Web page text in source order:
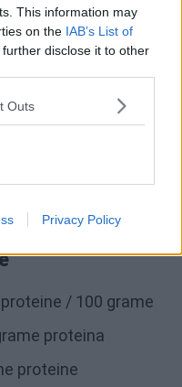
This information may
on the IAB’s List of
disclose it to other
Outs
Privacy Policy
/ 100 grame
proteina
proteine